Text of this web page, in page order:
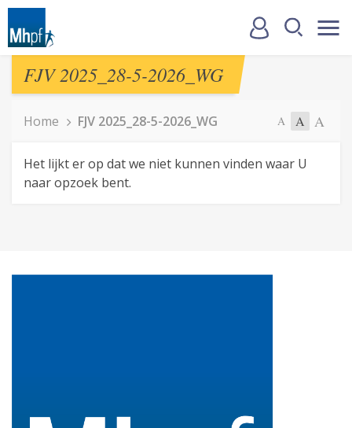
FJV 2025_28-5-2026_WG
Home FJV 2025_28-5-2026_WG A A A
Het lijkt er op dat we niet kunnen vinden waar U
naar opzoek bent.